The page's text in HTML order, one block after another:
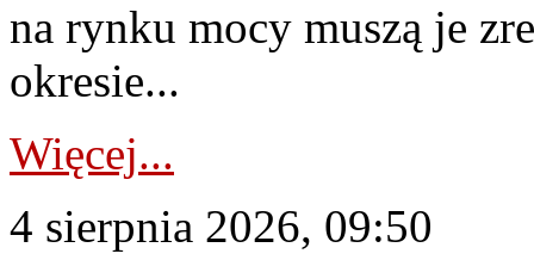
na rynku mocy muszą je
okresie...
Więcej...
4 sierpnia 2026, 09:50